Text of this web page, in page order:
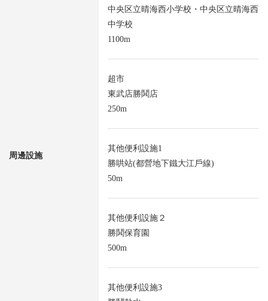
周邊設施
中央区立晴海西小学校・中央区立晴海西
中学校
1100m
超市
東武店勝鬨店
250m
其他便利設施1
勝哄站(都營地下鐵大江戶線)
50m
其他便利設施２
勝鬨保育園
500m
其他便利設施3